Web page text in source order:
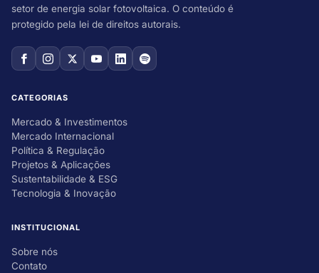
setor de energia solar fotovoltaica. O conteúdo é
protegido pela lei de direitos autorais.
CATEGORIAS
Mercado & Investimentos
Mercado Internacional
Política & Regulação
Projetos & Aplicações
Sustentabilidade & ESG
Tecnologia & Inovação
INSTITUCIONAL
Sobre nós
Contato